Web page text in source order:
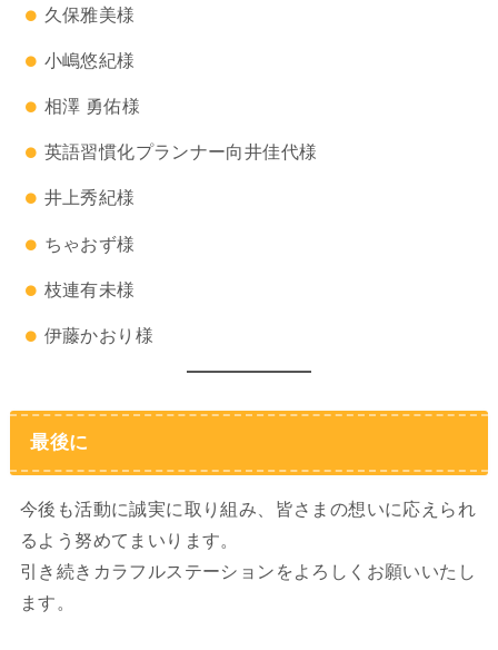
久保雅美様
小嶋悠紀様
相澤 勇佑様
英語習慣化プランナー向井佳代様
井上秀紀様
ちゃおず様
枝連有未様
伊藤かおり様
最後に
今後も活動に誠実に取り組み、皆さまの想いに応えられ
るよう努めてまいります。
引き続きカラフルステーションをよろしくお願いいたし
ます。